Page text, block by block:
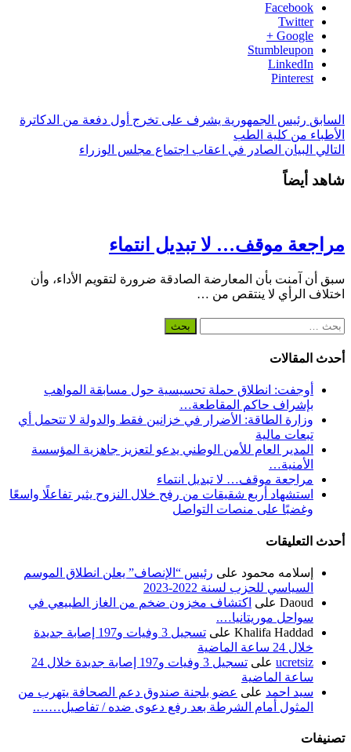
Facebook
Twitter
Google +
Stumbleupon
LinkedIn
Pinterest
السابق رئيس الجمهورية يشرف على تخرج أول دفعة من الدكاترة
الأطباء من كلية الطب
التالي البيان الصادر في اعقاب اجتماع مجلس الوزراء
شاهد أيضاً
مراجعة موقف… لا تبديل انتماء
سبق أن آمنت بأن المعارضة الصادقة ضرورة لتقويم الأداء، وأن
اختلاف الرأي لا ينتقص من …
البحث
أحدث المقالات
أوجفت: انطلاق حملة تحسيسية حول مسابقة المواهب
بإشراف حاكم المقاطعة…
وزارة الطاقة: الأضرار في خزانين فقط والدولة لا تتحمل أي
تبعات مالية
المدير العام للأمن الوطني يدعو لتعزيز جاهزية المؤسسة
الأمنية…
مراجعة موقف… لا تبديل انتماء
استشهاد أربع شقيقات من رفح خلال النزوح يثير تفاعلًا واسعًا
وغضبًا على منصات التواصل
أحدث التعليقات
إسلامه محمود على رئيس “الإنصاف” يعلن انطلاق الموسم
السياسي للحزب لسنة 2022-2023
Daoud على اكتشاف مخزون ضخم من الغاز الطبيعي في
سواحل موريتانيا….
Khalifa Haddad على
تسجيل 3 وفيات و197 إصابة جديدة
خلال 24 ساعة الماضية
ucretsiz على
تسجيل 3 وفيات و197 إصابة جديدة خلال 24
ساعة الماضية
سيد احمد على عضو بلجنة صندوق دعم الصحافة يتهرب من
المثول أمام الشرطة بعد رفع دعوى ضده / تفاصيل…….
تصنيفات